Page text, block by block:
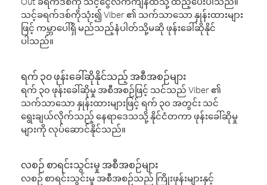
သင့်ခရက်ဒစ်ကိုသုံး၍ Viber ၏ သက်သာသော နှုန်းထားများ
ဖြင့် ကမ္ဘာပေါ်ရှိ မည်သည့်နံပါတ်သို့မဆို ဖုန်းခေါ်ဆိုနိုင်
ပါသည်။
ရက် ၃၀ ဖုန်းခေါ်ဆိုနိုင်သည့် အစီအစဉ်များ
ရက် ၃၀ ဖုန်းခေါ်ဆိုမှု အစီအစဉ်ဖြင့် သင်သည် Viber ၏
သက်သာသော နှုန်းထားများဖြင့် ရက် ၃၀ အတွင်း သင်
ရွေးချယ်လိုက်သည့် နေရာဒေသသို့ နိုင်ငံတကာ ဖုန်းခေါ်ဆိုမှု
များကို လုပ်ဆောင်နိုင်သည်။
လစဉ် စာရင်းသွင်းမှု အစီအစဉ်များ
လစဉ် စာရင်းသွင်းမှု အစီအစဉ်သည် ကြိုးဖုန်းများနှင့်